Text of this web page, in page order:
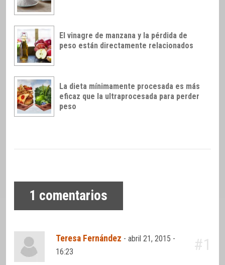
El vinagre de manzana y la pérdida de
peso están directamente relacionados
La dieta mínimamente procesada es más
eficaz que la ultraprocesada para perder
peso
1 comentarios
Teresa Fernández -abril 21, 2015 -
16:23
#1